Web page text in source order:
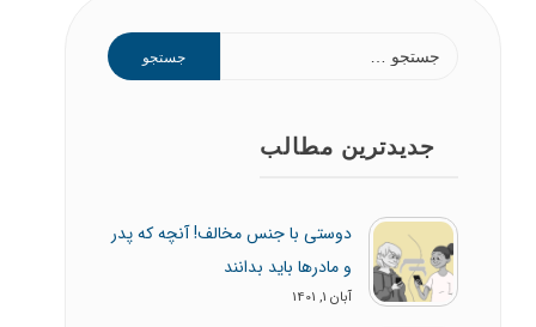
برای:
جدیدترین مطالب
دوستی با جنس مخالف! آنچه که پدر
و مادرها باید بدانند
آبان 1, 1401